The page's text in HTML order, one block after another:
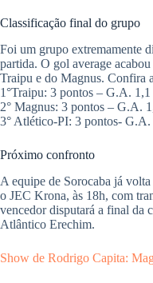
​Classificação final do grupo
Foi um grupo extremamente
partida. O gol average
Traipu e do Magnus. Confira
1°​Traipu: 3 pontos – G.A. 1,1
​2° Magnus: 3 pontos – G.A.
3° ​Atlético-PI: 3 pontos- G.A.
​Próximo confronto
A equipe de Sorocaba já
o JEC Krona, às 18h, com
vencedor disputará a final da
Atlântico Erechim.
Show de Rodrigo Capita: